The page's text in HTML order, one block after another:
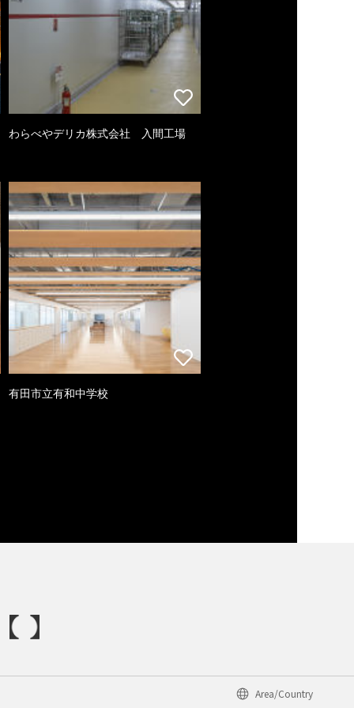
わらべやデリカ株式会社 入間工場
有田市立有和中学校
Area/Country